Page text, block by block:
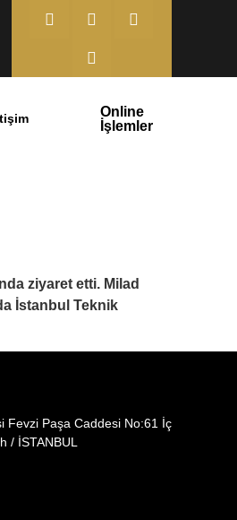
Online
İşlemler
ziyaret etti. Milad
İstanbul Teknik
Fevzi Paşa Caddesi No:61 İç
/ İSTANBUL